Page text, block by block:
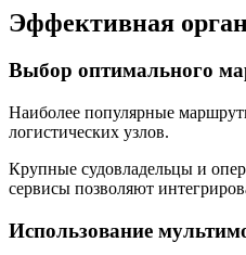
Эффективная
Выбор оптимального
Наиболее популярные
логистических узлов.
Крупные судовладельцы и
сервисы позволяют
Использование